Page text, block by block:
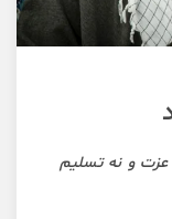
عزت و نه تسلیم